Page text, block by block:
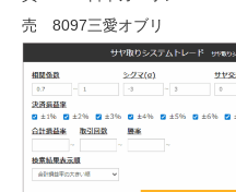
売 8097三愛オブリ